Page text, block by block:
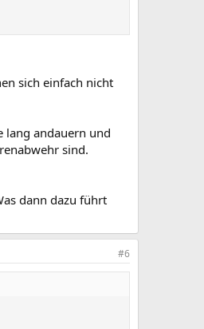
sich einfach nicht
lang andauern und
sind.
dann dazu führt
#6